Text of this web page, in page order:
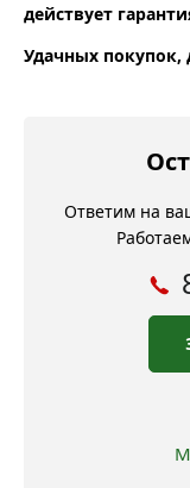
действует
Удачных покупок,
Ответим на